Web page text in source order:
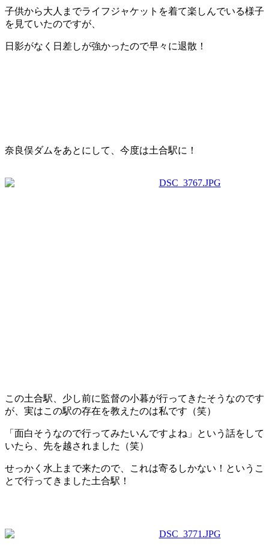
子供から大人までライフジャケットを着て楽しんでいる様子
を見ていたのですが、
日影がなく日差しが強かったので早々に退散！
奈良俣ダムをあとにして、今度は土合駅に！
この土合駅、少し前に監督の小暮が行ってきたそうなのです
が、実はこの駅の存在を教えたのは私です（笑）
「面白そうなので行ってみたいんですよね」という話をして
いたら、先を越されました（笑）
せっかく水上まで来たので、これは寄るしかない！というこ
とで行ってきました土合駅！